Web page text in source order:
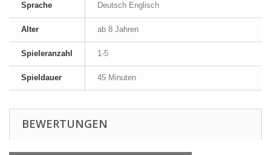
Sprache Deutsch Englisch
Alter ab 8 Jahren
Spieleranzahl 1-5
Spieldauer 45 Minuten
BEWERTUNGEN